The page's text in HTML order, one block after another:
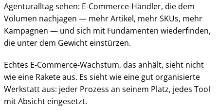
Agenturalltag sehen: E-Commerce-Händler, die dem
Volumen nachjagen — mehr Artikel, mehr SKUs, mehr
Kampagnen — und sich mit Fundamenten wiederfinden,
die unter dem Gewicht einstürzen.
Echtes E-Commerce-Wachstum, das anhält, sieht nicht
wie eine Rakete aus. Es sieht wie eine gut organisierte
Werkstatt aus: jeder Prozess an seinem Platz, jedes Tool
mit Absicht eingesetzt.